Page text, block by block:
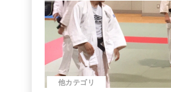
他カテゴリ